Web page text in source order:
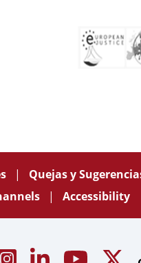
Quejas y
Accessibility